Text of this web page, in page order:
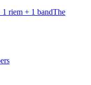
1 riem + 1 bandThe